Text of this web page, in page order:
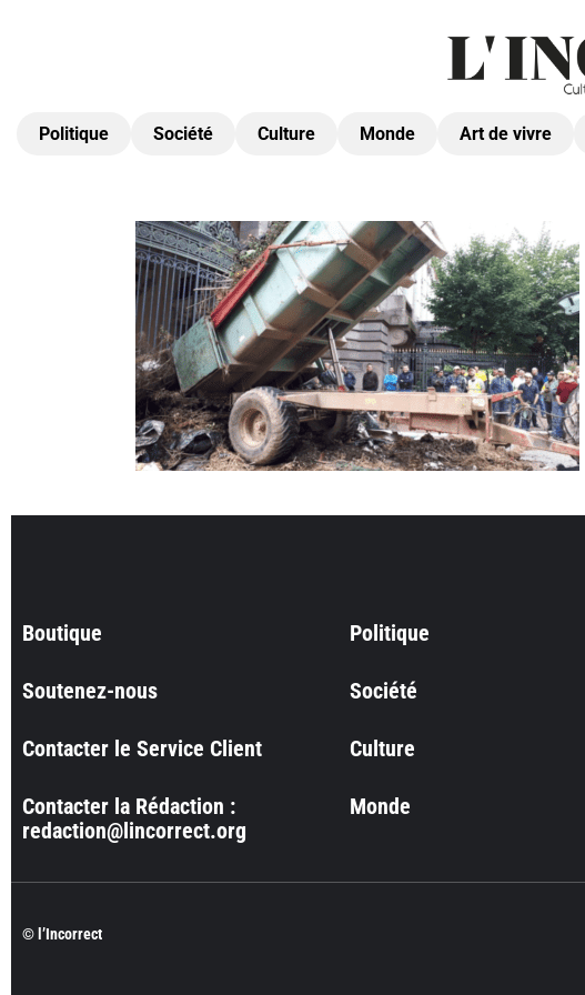
Politique Société Culture Monde Art de vivre
Boutique
Soutenez-nous
Contacter le Service Client
Contacter la Rédaction :
redaction@lincorrect.org
Politique
Société
Culture
Monde
© l’Incorrect